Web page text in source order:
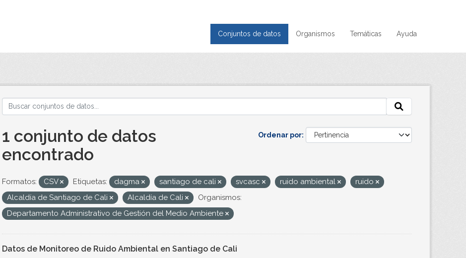
Conjuntos de datos Organismos Temáticas Ayuda
Ordenar por
1 conjunto de datos
encontrado
Formatos: CSV Etiquetas: dagma santiago de cali svcasc ruido ambiental
ruido
Alcaldía de Santiago de Cali
Alcaldía de Cali
Organismos:
Departamento Administrativo de Gestión del Medio Ambiente
Datos de Monitoreo de Ruido Ambiental en Santiago de Cali